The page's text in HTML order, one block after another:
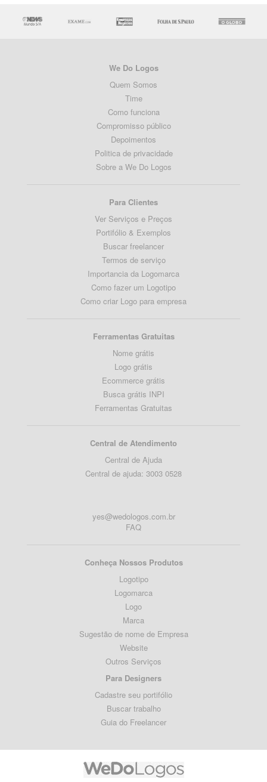
We Do Logos
Quem Somos
Time
Como funciona
Compromisso público
Depoimentos
Politica de privacidade
Sobre a We Do Logos
Para Clientes
Ver Serviços e Preços
Portifólio & Exemplos
Buscar freelancer
Termos de serviço
Importancia da Logomarca
Como fazer um Logotipo
Como criar Logo para empresa
Ferramentas Gratuitas
Nome grátis
Logo grátis
Ecommerce grátis
Busca grátis INPI
Ferramentas Gratuitas
Central de Atendimento
Central de Ajuda
Central de ajuda: 3003 0528
yes@wedologos.com.br
FAQ
Conheça Nossos Produtos
Logotipo
Logomarca
Logo
Marca
Sugestão de nome de Empresa
Website
Outros Serviços
Para Designers
Cadastre seu portifólio
Buscar trabalho
Guia do Freelancer